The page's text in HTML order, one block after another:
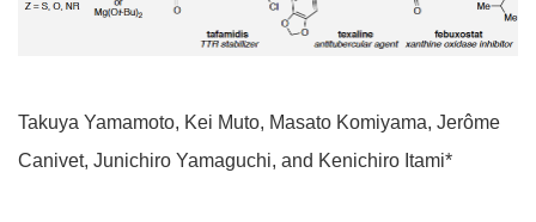
Takuya Yamamoto, Kei Muto, Masato Komiyama, Jerôme
Canivet, Junichiro Yamaguchi, and Kenichiro Itami*